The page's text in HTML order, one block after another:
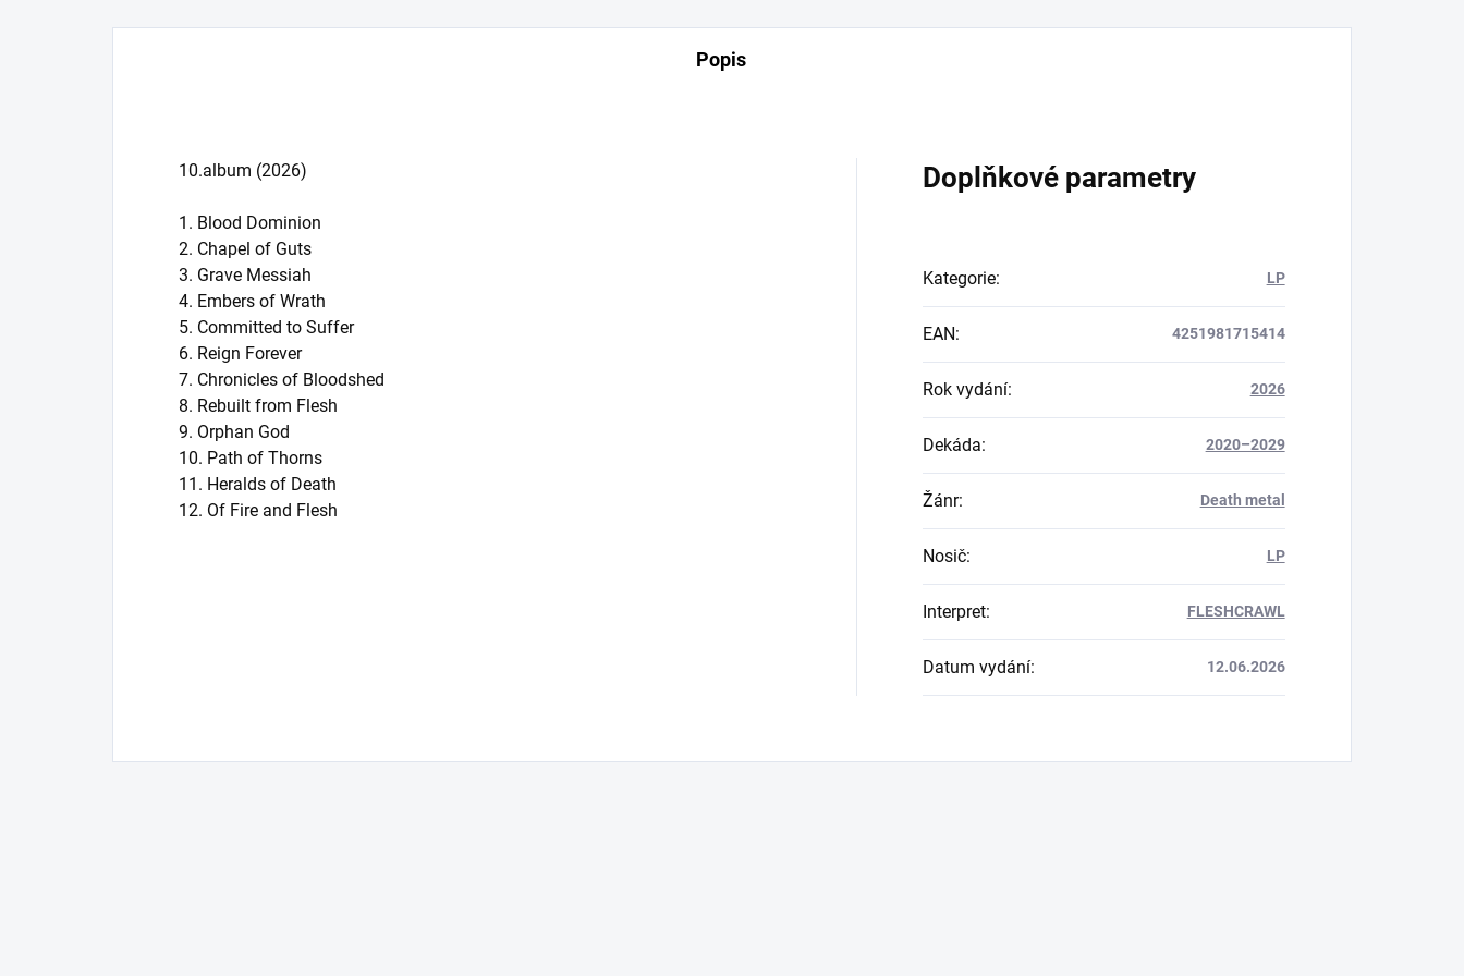
Popis
10.album (2026)
1. Blood Dominion
2. Chapel of Guts
3. Grave Messiah
4. Embers of Wrath
5. Committed to Suffer
6. Reign Forever
7. Chronicles of Bloodshed
8. Rebuilt from Flesh
9. Orphan God
10. Path of Thorns
11. Heralds of Death
12. Of Fire and Flesh
Doplňkové parametry
Kategorie: LP
EAN: 4251981715414
Rok vydání: 2026
Dekáda: 2020–2029
Žánr: Death metal
Nosič: LP
Interpret: FLESHCRAWL
Datum vydání: 12.06.2026